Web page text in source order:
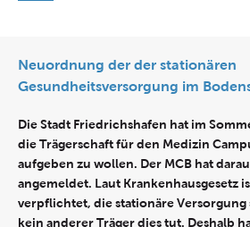
Neuordnung der der stationären
Gesundheitsversorgung im
Die Stadt Friedrichshafen hat im
die Trägerschaft für den Medizin
aufgeben zu wollen. Der MCB hat
angemeldet. Laut Krankenhausgesetz
verpflichtet, die stationäre
kein anderer Träger dies tut. Deshalb